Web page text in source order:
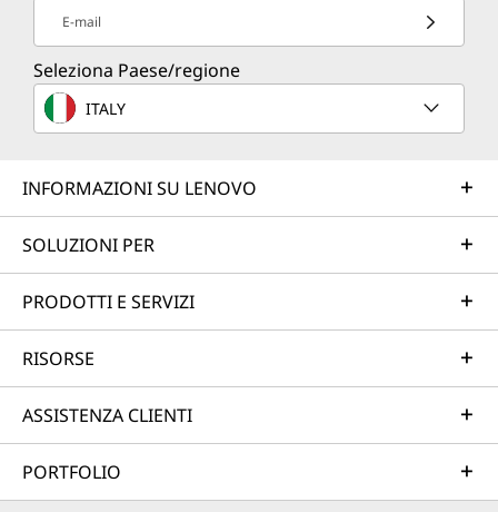
E-mail
Seleziona Paese/regione
ITALY
INFORMAZIONI SU LENOVO
SOLUZIONI PER
PRODOTTI E SERVIZI
RISORSE
ASSISTENZA CLIENTI
PORTFOLIO